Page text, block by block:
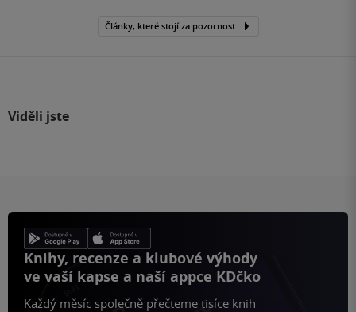
Články, které stojí za pozornost
Viděli jste
Knihy, recenze a klubové výhody
ve vaší kapse a naší appce KDčko
Každý měsíc společně přečteme tisíce knih